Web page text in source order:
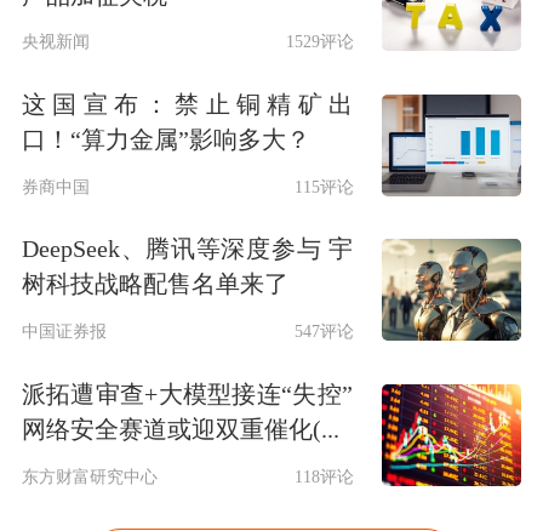
度受益于行业景气周期。
在业绩与资金涌入的双重推动下，中韩
半导体ETF华泰柏瑞二级市场价格持续
报》记者统计，今年以来，华泰柏瑞基
金已针对该产品发布了138次溢价风险
反复警示追高风险。
为应对韩国市场可能出现的涨跌停、熔
央视新闻 1529评论
这国宣布：禁止铜精矿出
口！“算力金属”影响多大？
券商中国 115评论
DeepSeek、腾讯等深度参与 宇
树科技战略配售名单来了
中国证券报 547评论
派拓遭审查+大模型接连“失控”
网络安全赛道或迎双重催化(...
东方财富研究中心 118评论